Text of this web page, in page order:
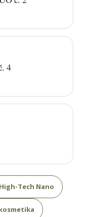
4
Tech Nano